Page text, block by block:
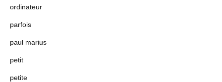
ordinateur
parfois
paul marius
petit
petite